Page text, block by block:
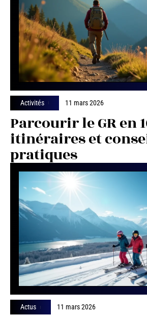
Activités 11 mars 2026
Parcourir le GR en
itinéraires et
pratiques
Actus 11 mars 2026